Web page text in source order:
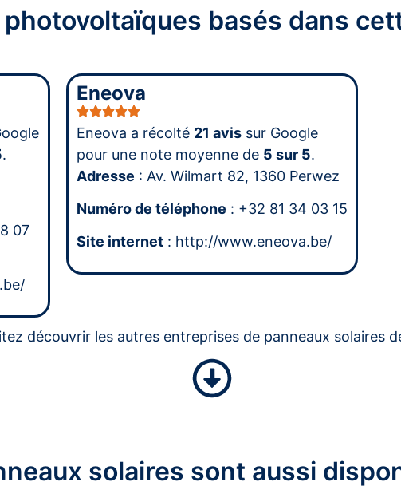
basés dans
.
07
Eneova
Eneova a récolté 21 avissur Google
pour une note moyenne de 5 sur 5.
Adresse : Av. Wilmart 82, 1360 Perwez
Numéro de téléphone : +32 81 34 03 15
Site internet: http://www.eneova.be/
découvrir les autres entreprises de panneaux solaires
solaires sont aussi